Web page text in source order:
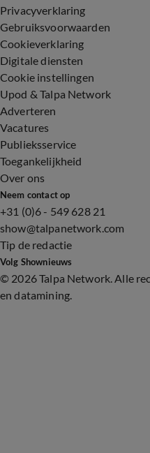
Privacyverklaring
Gebruiksvoorwaarden
Cookieverklaring
Digitale diensten
Cookie instellingen
Upod & Talpa Network
Adverteren
Vacatures
Publieksservice
Toegankelijkheid
Over ons
Neem contact op
+31 (0)6 - 549 628 21
show@talpanetwork.com
Tip de redactie
Volg Shownieuws
© 2026 Talpa Network. Alle
en datamining.